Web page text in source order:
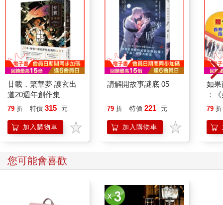
廿載．繁華夢 護玄出
道20週年創作集
79 折 特價 315 元
加入購物車
請解開故事謎底 05
79 折 特價 221 元
加入購物車
如
：
喵
79 折
您可能會喜歡